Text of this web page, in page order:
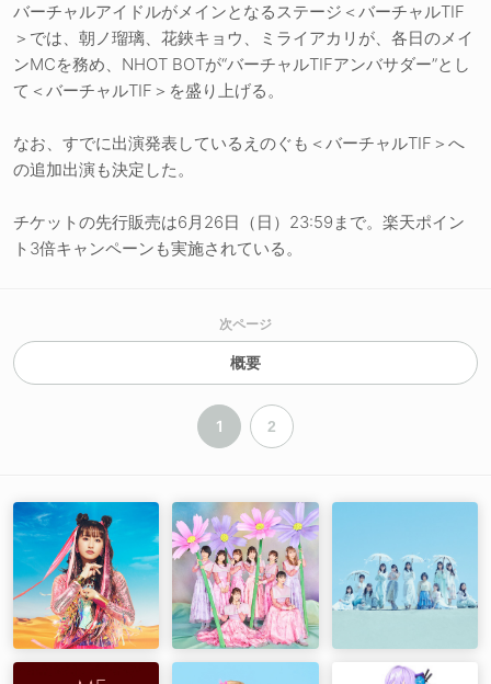
バーチャルアイドルがメインとなるステージ＜バーチャルTIF
＞では、朝ノ瑠璃、花鋏キョウ、ミライアカリが、各日のメイ
ンMCを務め、NHOT BOTが“バーチャルTIFアンバサダー”とし
て＜バーチャルTIF＞を盛り上げる。
なお、すでに出演発表しているえのぐも＜バーチャルTIF＞へ
の追加出演も決定した。
チケットの先行販売は6月26日（日）23:59まで。楽天ポイン
ト3倍キャンペーンも実施されている。
次ページ
概要
1 2